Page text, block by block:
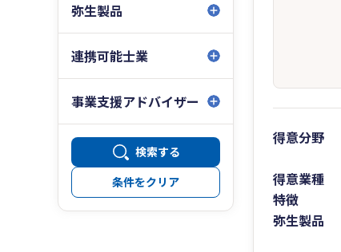
弥生製品
連携可能士業
事業支援アドバイザー
検索する
条件をクリア
得意分野
得意業種
特徴
弥生製品